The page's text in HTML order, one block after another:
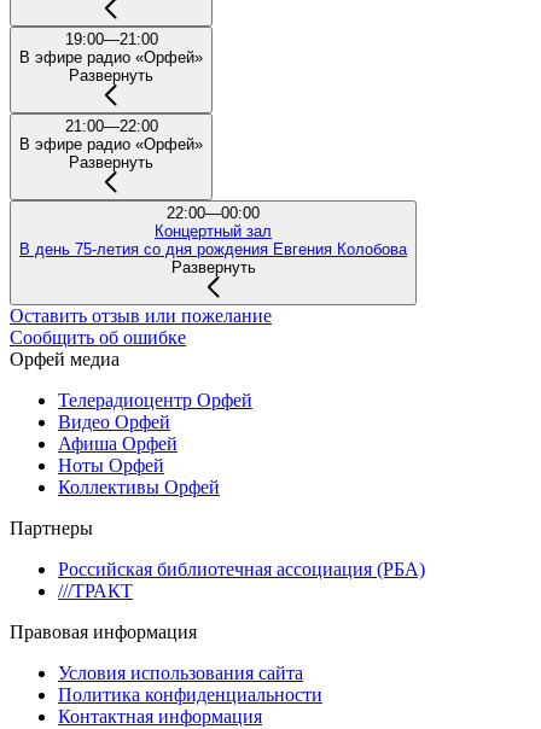
19:00—21:00
В эфире радио «Орфей»
Развернуть
21:00—22:00
В эфире радио «Орфей»
Развернуть
22:00—00:00
Концертный зал
В день 75-летия со дня рождения Евгения Колобова
Развернуть
Оставить отзыв или пожелание
Сообщить об ошибке
Орфей медиа
Телерадиоцентр Орфей
Видео Орфей
Афиша Орфей
Ноты Орфей
Коллективы Орфей
Партнеры
Российская библиотечная ассоциация (РБА)
///ТРАКТ
Правовая информация
Условия использования сайта
Политика конфиденциальности
Контактная информация